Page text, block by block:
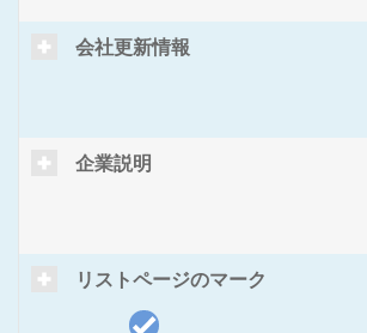
会社更新情報
企業説明
リストページのマーク